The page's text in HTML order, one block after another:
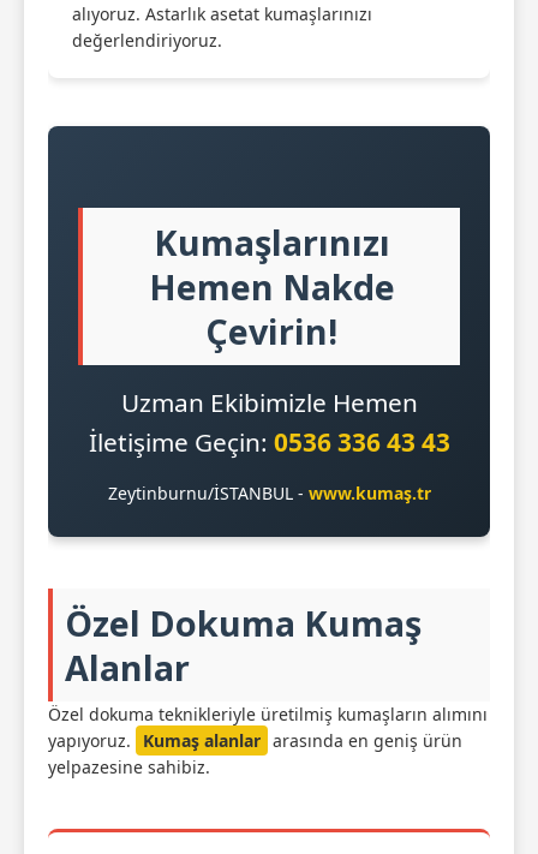
alıyoruz. Astarlık asetat kumaşlarınızı
değerlendiriyoruz.
Kumaşlarınızı
Hemen Nakde
Çevirin!
Uzman Ekibimizle Hemen
İletişime Geçin: 0536 336 43 43
Zeytinburnu/İSTANBUL - www.kumaş.tr
Özel Dokuma Kumaş
Alanlar
Özel dokuma teknikleriyle üretilmiş kumaşların alımını
yapıyoruz.
Kumaş alanlar arasında en geniş ürün
yelpazesine sahibiz.